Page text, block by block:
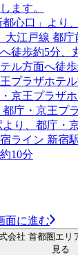
ます。
心口」より
大江戸線 都
徒歩約5分、
ル方面へ徒
プラザホテ
京王プラザ
庁・京王プ
り、都庁・
ライン 新宿
10分
面に進む
会社 首都圏エリ
見る